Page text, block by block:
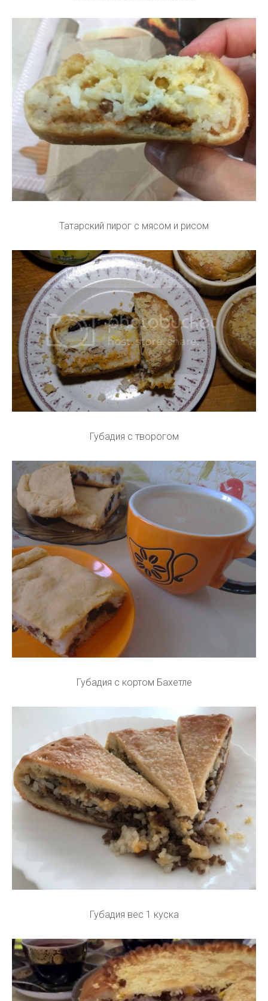
Татарский пирог с мясом и рисом
Губадия с творогом
Губадия с кортом Бахетле
Губадия вес 1 куска